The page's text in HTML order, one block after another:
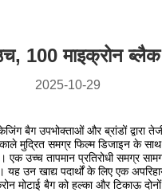
100 माइक्रोन
2025-10-29
बैग उपभोक्ताओं और ब्रांडों
मुद्रित समग्र फिल्म डिजाइन के
तापमान प्रतिरोधी समग्र
यह उन खाद्य पदार्थों के लिए एक
मोटाई बैग को हल्का और टिकाऊ